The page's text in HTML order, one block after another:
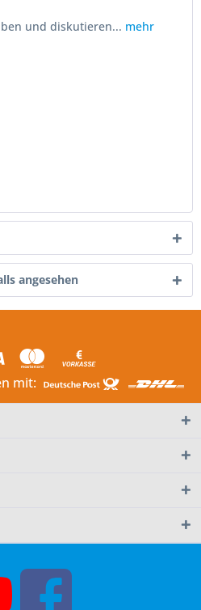
und diskutieren... mehr
angesehen
mit: